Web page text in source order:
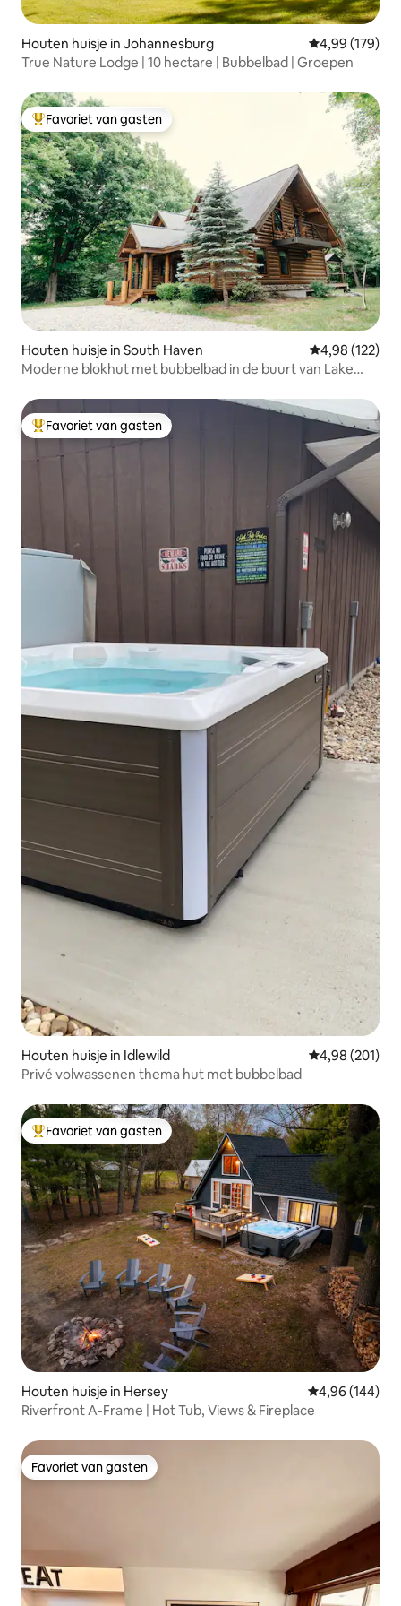
Houten huisje in Johannesburg Gemiddelde
4,99 (179)
True Nature Lodge | 10 hectare | Bubbelbad | Groepen
Topfavoriet van gasten
Favoriet van gasten
Houten huisje in South Haven Gemiddelde
4,98 (122)
Moderne blokhut met bubbelbad in de buurt van Lake
Topfavoriet van gasten
Favoriet van gasten
Houten huisje in Idlewild Gemiddelde
4,98 (201)
Privé volwassenen thema hut met bubbelbad
Topfavoriet van gasten
Favoriet van gasten
Houten huisje in Hersey Gemiddelde
4,96 (144)
Riverfront A-Frame | Hot Tub, Views & Fireplace
Favoriet van gasten
Favoriet van gasten